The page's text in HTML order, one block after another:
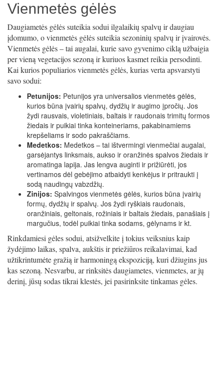
Vienmetės gėlės
Daugiametės gėlės suteikia sodui ilgalaikių spalvų ir daugiau
įdomumo, o vienmetės gėlės suteikia sezoninių spalvų ir įvairovės.
Vienmetės gėlės – tai augalai, kurie savo gyvenimo ciklą užbaigia
per vieną vegetacijos sezoną ir kuriuos kasmet reikia persodinti.
Kai kurios populiarios vienmetės gėlės, kurias verta apsvarstyti
savo sodui:
Petunijos: Petunijos yra universalios vienmetės gėlės,
kurios būna įvairių spalvų, dydžių ir augimo įpročių. Jos
žydi rausvais, violetiniais, baltais ir raudonais trimitų formos
žiedais ir puikiai tinka konteineriams, pakabinamiems
krepšeliams ir sodo pakraščiams.
Medetkos: Medetkos – tai ištvermingi vienmečiai augalai,
garsėjantys linksmais, aukso ir oranžinės spalvos žiedais ir
aromatinga lapija. Jas lengva auginti ir prižiūrėti, jos
vertinamos dėl gebėjimo atbaidyti kenkėjus ir pritraukti į
sodą naudingų vabzdžių.
Zinijos: Spalvingos vienmetės gėlės, kurios būna įvairių
formų, dydžių ir spalvų. Jos žydi ryškiais raudonais,
oranžiniais, geltonais, rožiniais ir baltais žiedais, panašiais į
margučius, todėl puikiai tinka sodams, gėlynams ir kt.
Rinkdamiesi gėles sodui, atsižvelkite į tokius veiksnius kaip
žydėjimo laikas, spalva, aukštis ir priežiūros reikalavimai, kad
užtikrintumėte gražią ir harmoningą ekspoziciją, kuri džiugins jus
kas sezoną. Nesvarbu, ar rinksitės daugiametes, vienmetes, ar jų
derinį, jūsų sodas tikrai klestės, jei pasirinksite tinkamas gėles.